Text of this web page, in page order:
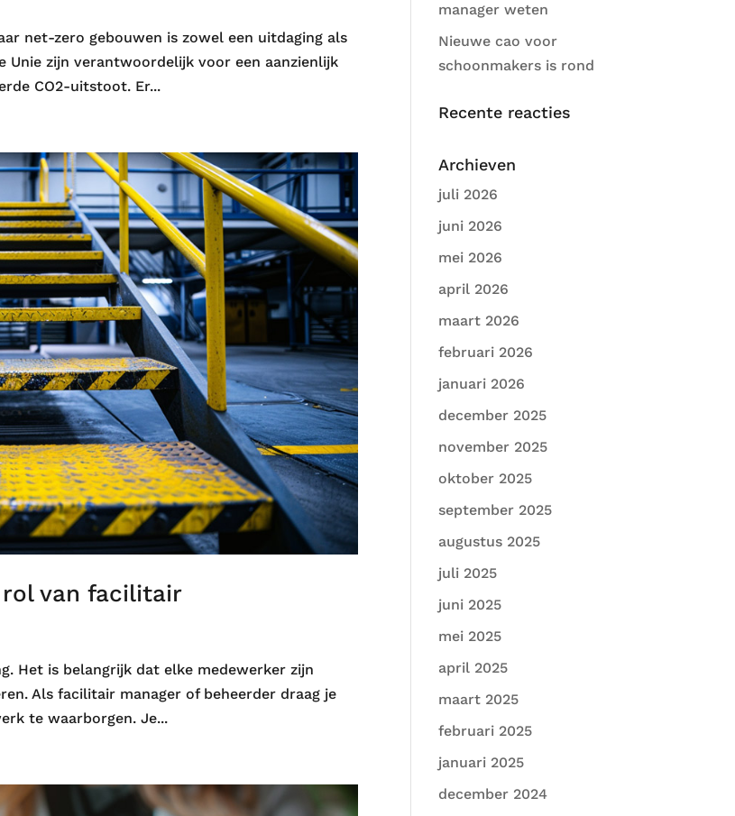
net-zero gebouwen is zowel een uitdaging als
Unie zijn verantwoordelijk voor een aanzienlijk
CO2-uitstoot. Er...
rol van facilitair
Het is belangrijk dat elke medewerker zijn
Als facilitair manager of beheerder draag je
te waarborgen. Je...
manager weten
Nieuwe cao voor
schoonmakers is rond
Recente reacties
Archieven
juli 2026
juni 2026
mei 2026
april 2026
maart 2026
februari 2026
januari 2026
december 2025
november 2025
oktober 2025
september 2025
augustus 2025
juli 2025
juni 2025
mei 2025
april 2025
maart 2025
februari 2025
januari 2025
december 2024